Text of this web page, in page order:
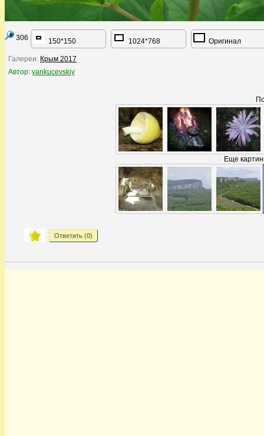
306 150*150 1024*768 Оригинал
Галереи: Крым 2017
Автор: yankucevskiy
Еще
Ответить (0)